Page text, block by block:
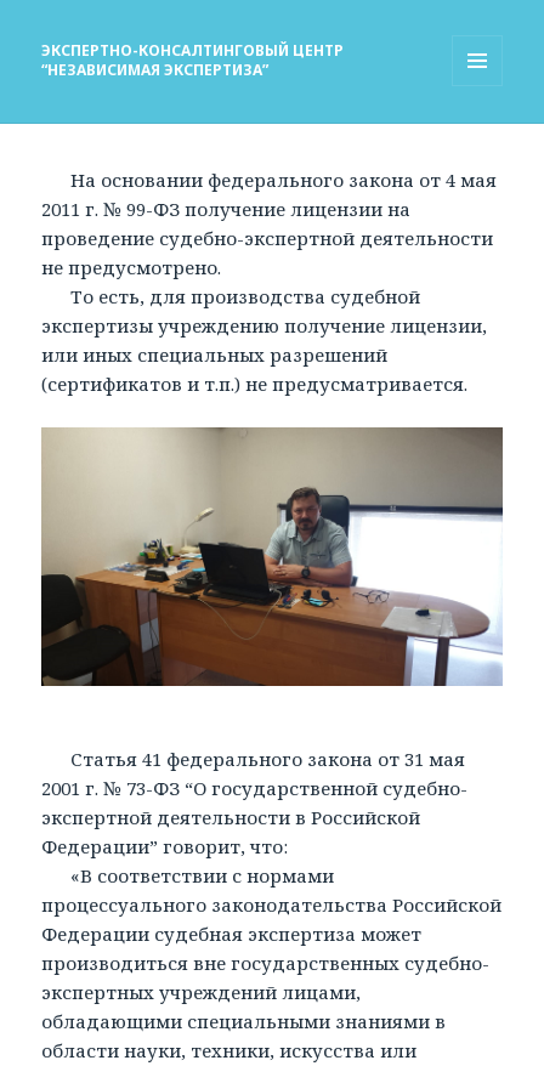
ЭКСПЕРТНО-КОНСАЛТИНГОВЫЙ ЦЕНТР
“НЕЗАВИСИМАЯ ЭКСПЕРТИЗА”
На основании федерального закона от 4 мая
2011 г. № 99-ФЗ получение лицензии на
проведение судебно-экспертной деятельности
не предусмотрено.
То есть, для производства судебной
экспертизы учреждению получение лицензии,
или иных специальных разрешений
(сертификатов и т.п.) не предусматривается.
Статья 41 федерального закона от 31 мая
2001 г. № 73-ФЗ “О государственной судебно-
экспертной деятельности в Российской
Федерации” говорит, что:
«В соответствии с нормами
процессуального законодательства Российской
Федерации судебная экспертиза может
производиться вне государственных судебно-
экспертных учреждений лицами,
обладающими специальными знаниями в
области науки, техники, искусства или